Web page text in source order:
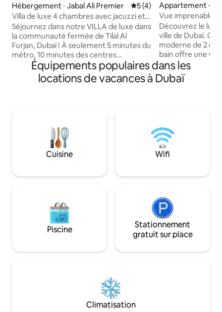
Hébergement ⋅ Jabal Ali Premier Évaluation moyenne sur
5 (4)
Villa de luxe 4 chambres avec jacuzzi et
espace barbecue
Séjournez dans notre VILLA de luxe dans
la communauté fermée de Tilal Al
Furjan, Dubaï ! À seulement 5 minutes du
métro, 10 minutes des centres
commerciaux, 15 minutes de la marina
de Dubaï et de Palm Jumeirah. Le
logement de 350 m² dispose de
assurons une communication rapide et
une attention particulière aux
voyageurs. Des services
sitting, ménage) peuvent être organisés
Appartement ⋅
e
Vue imprenable
Vista
Découvrez le
ville de Dubaï.
moderne de 2
bain offre une
Khalifa, des
fenêtres du sol
jusqu'au centre
de sport et une
Parfait pour les
les voyageurs
d'un séjour
la ville. Le service
Équipements populaires dans les
locations de vacances à Dubaï
Cuisine Wifi
Piscine
Stationnement
gratuit sur place
Climatisation